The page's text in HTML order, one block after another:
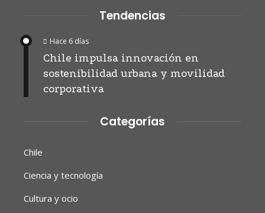
Tendencias
Hace 6 días
Chile impulsa innovación en
sostenibilidad urbana y movilidad
corporativa
Categorías
Chile
Ciencia y tecnología
Cultura y ocio